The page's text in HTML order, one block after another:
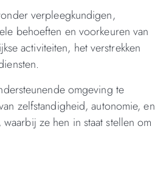
verpleegkundigen,
behoeften en voorkeuren van
activiteiten, het verstrekken
omgeving te
zelfstandigheid, autonomie, en
ze hen in staat stellen om